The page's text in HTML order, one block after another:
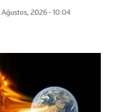
2026 - 10:04